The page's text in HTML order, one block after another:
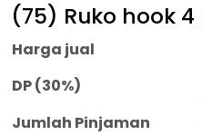
(75) Ruko hook
Harga jual
DP (30%)
Jumlah Pinjaman